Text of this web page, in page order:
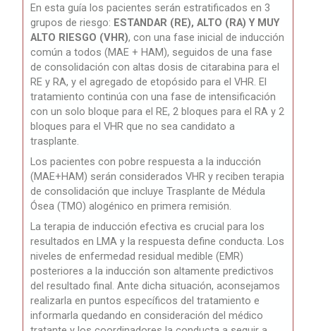
En esta guía los pacientes serán estratificados en 3
grupos de riesgo: ESTANDAR (RE), ALTO (RA) Y MUY
ALTO RIESGO (VHR), con una fase inicial de inducción
común a todos (MAE + HAM), seguidos de una fase
de consolidación con altas dosis de citarabina para el
RE y RA, y el agregado de etopósido para el VHR. El
tratamiento continúa con una fase de intensificación
con un solo bloque para el RE, 2 bloques para el RA y 2
bloques para el VHR que no sea candidato a
trasplante.
Los pacientes con pobre respuesta a la inducción
(MAE+HAM) serán considerados VHR y reciben terapia
de consolidación que incluye Trasplante de Médula
Ósea (TMO) alogénico en primera remisión.
La terapia de inducción efectiva es crucial para los
resultados en LMA y la respuesta define conducta. Los
niveles de enfermedad residual medible (EMR)
posteriores a la inducción son altamente predictivos
del resultado final. Ante dicha situación, aconsejamos
realizarla en puntos específicos del tratamiento e
informarla quedando en consideración del médico